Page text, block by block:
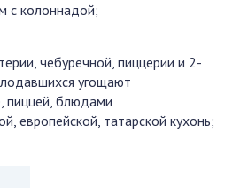
с колоннадой;
чебуречной, пиццерии и 2-
угощают
пиццей, блюдами
европейской, татарской кухонь;